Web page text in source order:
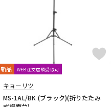
電子ピアノ
エフェクター
新品 WEB注文店頭受取可
キョーリツ
MS-1AL/BK (ブラック)(折りたたみ